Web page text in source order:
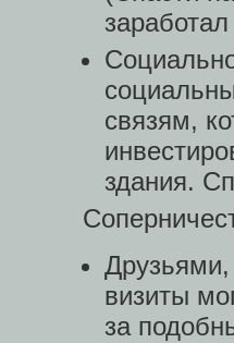
связям,
здания.
визиты
за